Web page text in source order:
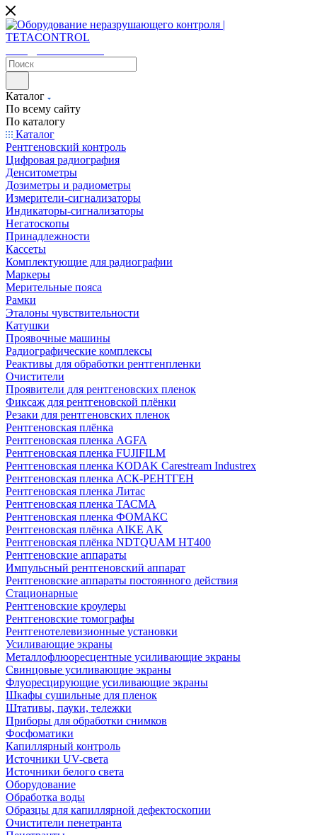
Каталог
По всему сайту
По каталогу
Каталог
Рентгеновский контроль
Цифровая радиография
Денситометры
Дозиметры и радиометры
Измерители-сигнализаторы
Индикаторы-сигнализаторы
Негатоскопы
Принадлежности
Кассеты
Комплектующие для радиографии
Маркеры
Мерительные пояса
Рамки
Эталоны чувствительности
Катушки
Проявочные машины
Радиографические комплексы
Реактивы для обработки рентгенпленки
Очистители
Проявители для рентгеновских пленок
Фиксаж для рентгеновской плёнки
Резаки для рентгеновских пленок
Рентгеновская плёнка
Рентгеновская пленка AGFA
Рентгеновская пленка FUJIFILM
Рентгеновская пленка KODAK Carestream Industrex
Рентгеновская пленка АСК-РЕНТГЕН
Рентгеновская пленка Литас
Рентгеновская пленка ТАСМА
Рентгеновская пленка ФОМАКС
Рентгеновская плёнка AIKE AK
Рентгеновская плёнка NDTQUAM HT400
Рентгеновские аппараты
Импульсный рентгеновский аппарат
Рентгеновские аппараты постоянного действия
Стационарные
Рентгеновские кроулеры
Рентгеновские томографы
Рентгенотелевизионные установки
Усиливающие экраны
Металлофлюоресцентные усиливающие экраны
Свинцовые усиливающие экраны
Флуоресцирующие усиливающие экраны
Шкафы сушильные для пленок
Штативы, пауки, тележки
Приборы для обработки снимков
Фосфоматики
Капиллярный контроль
Источники UV-света
Источники белого света
Оборудование
Обработка воды
Образцы для капиллярной дефектоскопии
Очистители пенетранта